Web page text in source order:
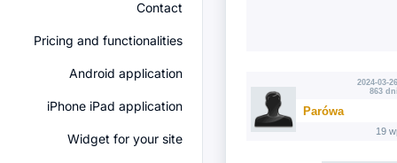
Contact
Pricing and functionalities
Android application
iPhone iPad application
Widget for your site
2024-03-
863
Parówa
19